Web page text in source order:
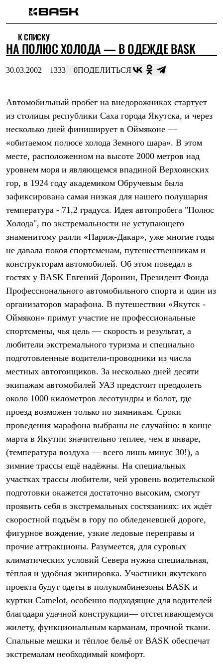
Интернет-магазин
Мужская одежда
Утепленная пухом
Куртки
Брюки
Утепленная синтетикой
Куртки
Штормовая одежда
Куртки
Софтшелл одежда
Куртки
Флисовая одежда
Куртки
Брюки
Жилеты
Термобелье
Теплое термобелье
Легкое термобелье
Лёгкая одежда
Футболки
Толстовки
Брюки
Шорты
Женская одежда
Утепленная пухом
Куртки
Брюки
Жилеты
Утепленная синтетикой
Брюки
Штормовая одежда
Софтшелл одежда
Куртки
Лёгкая одежда
Рубашки
Футболки
Брюки
Термобелье
Теплое термобелье
Среднее термобелье
Легкое термобелье
Флисовая одежда
Куртки
Брюки
Детская одежда
Комбинезоны
Куртки
Утепленная синтетикой
Комбинезоны
Куртки
Лёгкая одежда
Футболки
К СПИСКУ
НА ПОЛЮС ХОЛОДА — В ОДЕЖДЕ BASK
30.03.2002 1333 0ПОДЕЛИТЬСЯ
Автомобильный пробег на внедорожниках стартует
из столицы республики Саха города Якутска, и через
несколько дней финиширует в Оймяконе —
«обитаемом полюсе холода Земного шара». В этом
месте, расположенном на высоте 2000 метров над
уровнем моря и являющемся впадиной Верхоянских
гор, в 1924 году академиком Обручевым была
зафиксирована самая низкая для нашего полушария
температура - 71,2 градуса. Идея автопробега "Полюс
Холода", по экстремальности не уступающего
знаменитому ралли «Париж-Дакар», уже многие годы
не давала покоя спортсменам, путешественникам и
конструкторам автомобилей. Об этом поведал в
гостях у BASK Евгений Доронин, Президент Фонда
Профессионального автомобильного спорта и один из
организаторов марафона. В путешествии «Якутск -
Оймякон» примут участие не профессиональные
спортсмены, чья цель — скорость и результат, а
любители экстремального туризма и специально
подготовленные водители-проводники из числа
местных автогонщиков. За несколько дней десяти
экипажам автомобилей УАЗ предстоит преодолеть
около 1000 километров лесотундры и болот, где
проезд возможен только по зимникам. Сроки
проведения марафона выбраны не случайно: в конце
марта в Якутии значительно теплее, чем в январе,
(температура воздуха — всего лишь минус 30!), а
зимние трассы ещё надёжны. На специальных
участках трассы любители, чей уровень водительской
подготовки окажется достаточно высоким, смогут
проявить себя в экстремальных состязаниях: их ждёт
скоростной подъём в гору по обледеневшей дороге,
фигурное вождение, узкие ледовые переправы и
прочие аттракционы. Разумеется, для суровых
климатических условий Севера нужна специальная,
тёплая и удобная экипировка. Участники якутского
проекта будут одеты в полукомбинезоны BASK и
куртки Camelot, особенно подходящие для водителей
благодаря удачной конструкции— отстегивающемуся
жилету, функциональным карманам, прочной ткани.
Спальные мешки и тёплое бельё от BASK обеспечат
экстремалам необходимый комфорт.